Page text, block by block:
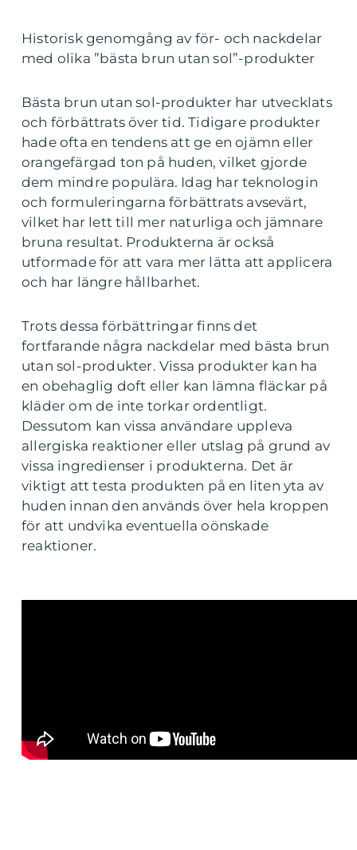
Historisk genomgång av för- och nackdelar
med olika ”bästa brun utan sol”-produkter
Bästa brun utan sol-produkter har utvecklats
och förbättrats över tid. Tidigare produkter
hade ofta en tendens att ge en ojämn eller
orangefärgad ton på huden, vilket gjorde
dem mindre populära. Idag har teknologin
och formuleringarna förbättrats avsevärt,
vilket har lett till mer naturliga och jämnare
bruna resultat. Produkterna är också
utformade för att vara mer lätta att applicera
och har längre hållbarhet.
Trots dessa förbättringar finns det
fortfarande några nackdelar med bästa brun
utan sol-produkter. Vissa produkter kan ha
en obehaglig doft eller kan lämna fläckar på
kläder om de inte torkar ordentligt.
Dessutom kan vissa användare uppleva
allergiska reaktioner eller utslag på grund av
vissa ingredienser i produkterna. Det är
viktigt att testa produkten på en liten yta av
huden innan den används över hela kroppen
för att undvika eventuella oönskade
reaktioner.